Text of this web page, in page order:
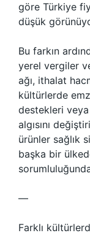
göre Türkiye
düşük
Bu farkın
yerel vergiler
ağı, ithalat
kültürlerde
destekleri veya
algısını
ürünler sağlık
başka bir
—
Farklı